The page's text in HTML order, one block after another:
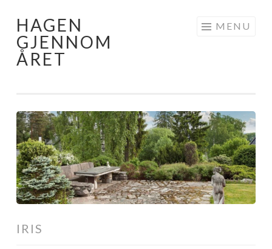
Skip
to
content
HAGEN
GJENNOM
ÅRET
MENU
IRIS